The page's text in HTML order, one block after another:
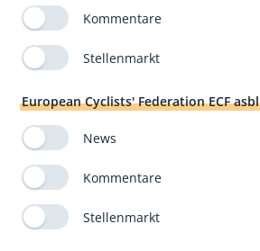
Kommentare
Stellenmarkt
European Cyclists' Federation ECF asbl
News
Kommentare
Stellenmarkt